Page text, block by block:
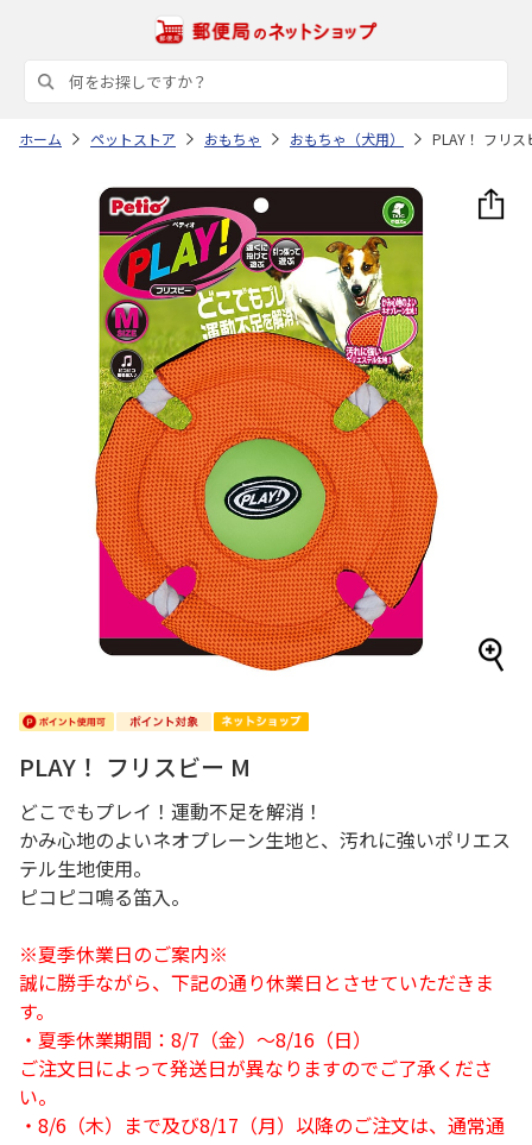
ホーム ペットストア おもちゃ おもちゃ（犬用） PLAY！ フリス
PLAY！ フリスビー M
どこでもプレイ！運動不足を解消！
かみ心地のよいネオプレーン生地と、汚れに強いポリエス
テル生地使用。
ピコピコ鳴る笛入。
※夏季休業日のご案内※
誠に勝手ながら、下記の通り休業日とさせていただきま
す。
・夏季休業期間：8/7（金）～8/16（日）
ご注文日によって発送日が異なりますのでご了承くださ
い。
・8/6（木）まで及び8/17（月）以降のご注文は、通常通